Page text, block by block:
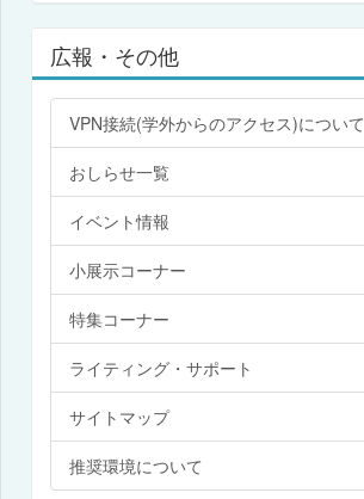
広報・その他
VPN接続(学外からのアクセス)について
おしらせ一覧
イベント情報
小展示コーナー
特集コーナー
ライティング・サポート
サイトマップ
推奨環境について